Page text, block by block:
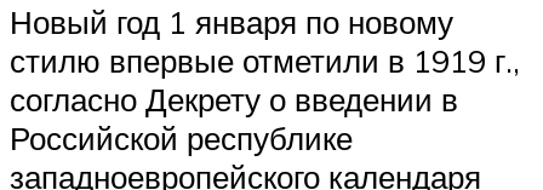
Новый год 1 января по новому
стилю впервые отметили в 1919 г.,
согласно Декрету о введении в
Российской республике
западноевропейского календаря